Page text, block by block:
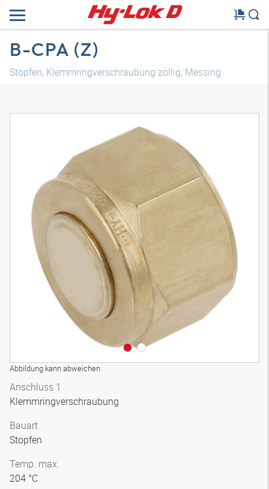
B-CPA (Z)
Stopfen, Klemmringverschraubung zöllig, Messing
Abbildung kann abweichen
Anschluss 1
Klemmringverschraubung
Bauart
Stopfen
Temp. max.
204 °C